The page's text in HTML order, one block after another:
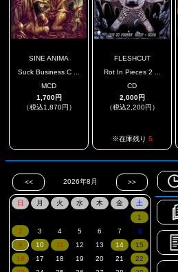
SINE ANIMA
Suck Business C ...
MCD
1,700円
（税込1,870円）
FLESHCUT
Rot In Pieces 2 ...
CD
2,000円
（税込2,200円）
※在庫残り 5